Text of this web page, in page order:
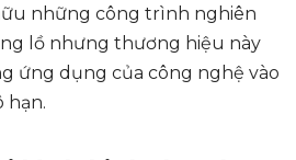
những công trình nghiên
lồ nhưng thương hiệu này
ứng dụng của công nghệ vào
hạn.